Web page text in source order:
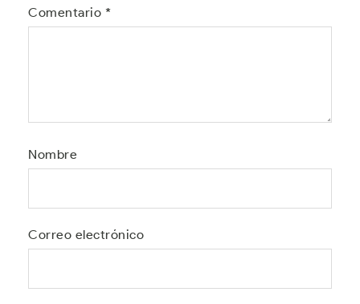
Comentario *
Nombre
Correo electrónico